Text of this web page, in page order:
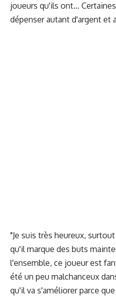
joueurs qu'ils ont…
dépenser autant d'argent et
"Je suis très heureux,
qu'il marque des buts
l'ensemble, ce joueur est
été un peu malchanceux
qu'il va s'améliorer parce